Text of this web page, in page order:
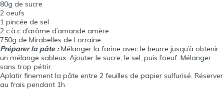
80g de sucre
2 oeufs
1 pincée de sel
2 c.à.c d’arôme d’amande amère
750g de Mirabelles de Lorraine
Préparer la pâte :Mélanger la farine avec le beurre jusqu’à obtenir
un mélange sableux. Ajouter le sucre, le sel, puis l’oeuf. Mélanger
sans trop pétrir.
Aplatir finement la pâte entre 2 feuilles de papier sulfurisé. Réserver
au frais pendant 1h.